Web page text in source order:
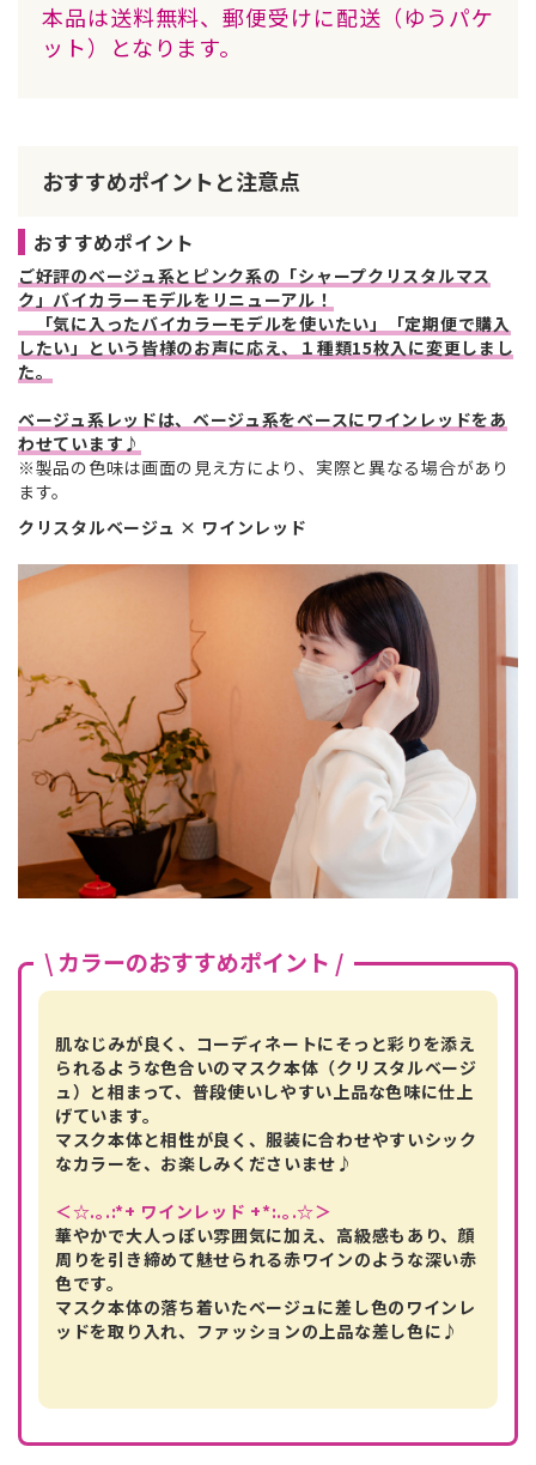
本品は送料無料、郵便受けに配送（ゆうパケ
ット）となります。
おすすめポイントと注意点
おすすめポイント
ご好評のベージュ系とピンク系の「シャープクリスタルマス
ク」バイカラーモデルをリニューアル！
「気に入ったバイカラーモデルを使いたい」「定期便で購入
したい」という皆様のお声に応え、１種類15枚入に変更しまし
た。
ベージュ系レッドは、ベージュ系をベースにワインレッドをあ
わせています♪
※製品の色味は画面の見え方により、実際と異なる場合があり
ます。
クリスタルベージュ × ワインレッド
\ カラーのおすすめポイント /
肌なじみが良く、コーディネートにそっと彩りを添え
られるような色合いのマスク本体（クリスタルベージ
ュ）と相まって、普段使いしやすい上品な色味に仕上
げています。
マスク本体と相性が良く、服装に合わせやすいシック
なカラーを、お楽しみくださいませ♪
＜☆.｡.:*+ ワインレッド +*:.｡.☆＞
華やかで大人っぽい雰囲気に加え、高級感もあり、顔
周りを引き締めて魅せられる赤ワインのような深い赤
色です。
マスク本体の落ち着いたベージュに差し色のワインレ
ッドを取り入れ、ファッションの上品な差し色に♪